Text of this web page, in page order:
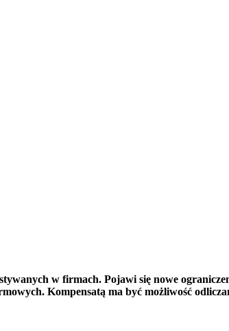
w firmach. Pojawi się nowe
Kompensatą ma być możliwość